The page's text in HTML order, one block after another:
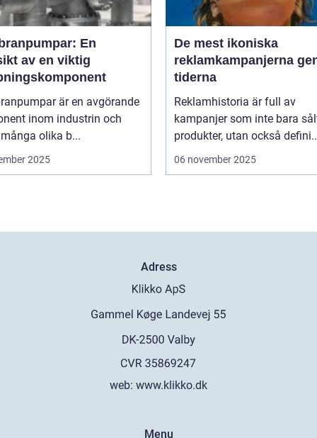
En
av en viktig
är en avgörande
inom industrin och
olika b...
2025
De mest ikoniska
reklamkampanjerna
tiderna
Reklamhistoria är full av
kampanjer som inte bara
produkter, utan också
06 november 2025
Adress
web: www.klikko.dk
Menu